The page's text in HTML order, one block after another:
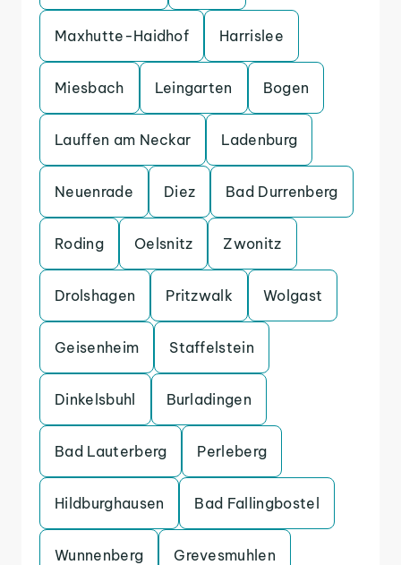
Maxhutte-Haidhof Harrislee
Miesbach Leingarten Bogen
Lauffen am Neckar Ladenburg
Neuenrade Diez Bad Durrenberg
Roding Oelsnitz Zwonitz
Drolshagen Pritzwalk Wolgast
Geisenheim Staffelstein
Dinkelsbuhl Burladingen
Bad Lauterberg Perleberg
Hildburghausen Bad Fallingbostel
Wunnenberg Grevesmuhlen